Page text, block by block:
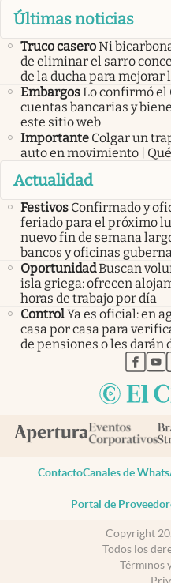
Últimas noticias
Truco caseroNi
de eliminar el sarro
de la ducha para mejorar
EmbargosLo confirmó el
cuentas bancarias y
este sitio web
Importante Colgar un
auto en movimiento |
Actualidad
Festivos Confirmado y
feriado para el próximo
nuevo fin de semana
bancos y oficinas
OportunidadBuscan
isla griega: ofrecen
horas de trabajo por día
ControlYa es oficial: en
casa por casa para
de pensiones o les darán
abre
ContactoCanales de
Portal de
Copyright
Todos los
Términos